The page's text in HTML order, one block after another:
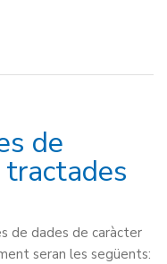
de
de dades de caràcter
seran les següents: